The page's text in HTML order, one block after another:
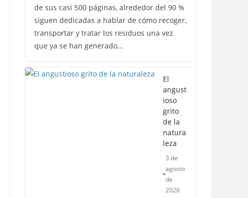
de sus casi 500 páginas, alrededor del 90 %
siguen dedicadas a hablar de cómo recoger,
transportar y tratar los residuos una vez
que ya se han generado…
El
angust
ioso
grito
de la
natura
leza
3 de
agosto
de
2026